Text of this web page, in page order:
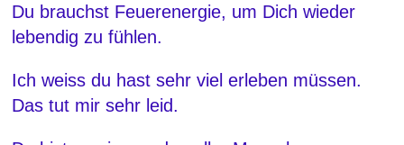
Du brauchst Feuerenergie, um Dich wieder
lebendig zu fühlen.
Ich weiss du hast sehr viel erleben müssen.
Das tut mir sehr leid.